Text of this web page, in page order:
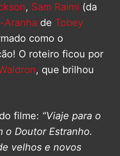
, Sam Raimi (da
Aranha de Tobey
como o
O roteiro ficou por
, que brilhou
filme: “Viaje para o
o Doutor Estranho.
velhos e novos